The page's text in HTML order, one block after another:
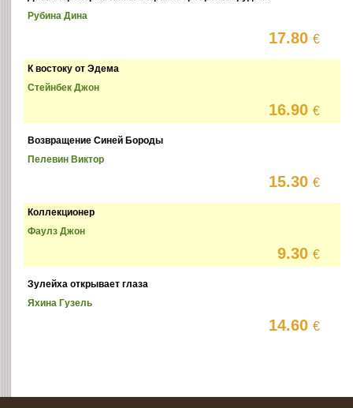
Рубина Дина
17.80€
К востоку от Эдема
Стейнбек Джон
16.90€
Возвращение Синей Бороды
Пелевин Виктор
15.30€
Коллекционер
Фаулз Джон
9.30€
Зулейха открывает глаза
Яхина Гузель
14.60€